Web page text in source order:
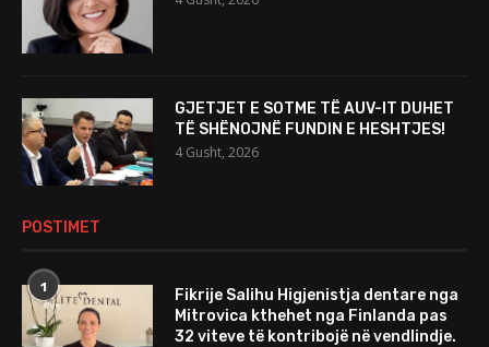
GJETJET E SOTME TË AUV-IT DUHET
TË SHËNOJNË FUNDIN E HESHTJES!
4 Gusht, 2026
POSTIMET
1
Fikrije Salihu Higjenistja dentare nga
Mitrovica kthehet nga Finlanda pas
32 viteve të kontribojë në vendlindje.